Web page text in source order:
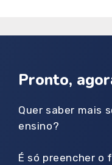
Pronto,
Quer saber mais
ensino?
É só preencher o